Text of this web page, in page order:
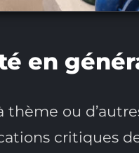
en
thème ou
critiques